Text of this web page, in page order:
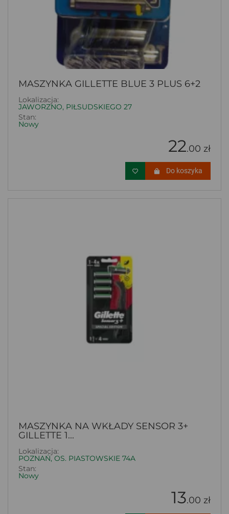
MASZYNKA GILLETTE BLUE 3 PLUS 6+2
Lokalizacja:
JAWORZNO, PIŁSUDSKIEGO 27
Stan:
Nowy
22.00 zł
Do koszyka
MASZYNKA NA WKŁADY SENSOR 3+
GILLETTE 1...
Lokalizacja:
POZNAŃ, OS. PIASTOWSKIE 74A
Stan:
Nowy
13.00 zł